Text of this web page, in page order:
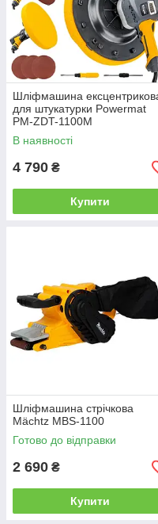
Шліфмашина
для штукатурки Powermat
PM-ZDT-1100M
В наявності
4 790 ₴
Купити
Шліфмашина стрічкова
Mächtz MBS-1100
Готово до відправки
2 690 ₴
Купити